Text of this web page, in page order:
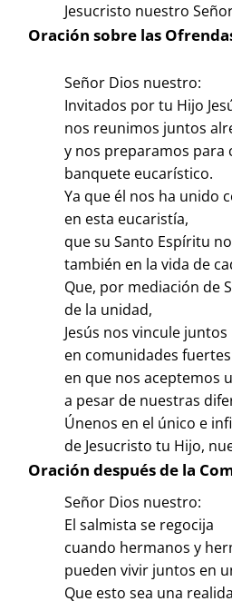
Jesucristo nuestro
Oración sobre las
Señor Dios nuestro:
Invitados por tu Hijo
nos reunimos juntos
y nos preparamos
banquete eucarístico.
Ya que él nos ha unido
en esta eucaristía,
que su Santo Espíritu
también en la vida de
Que, por mediación de
de la unidad,
Jesús nos vincule juntos
en comunidades
en que nos aceptemos
a pesar de nuestras
Únenos en el único e
de Jesucristo tu Hijo,
Oración después de la
Señor Dios nuestro:
El salmista se regocija
cuando hermanos y
pueden vivir juntos en
Que esto sea una